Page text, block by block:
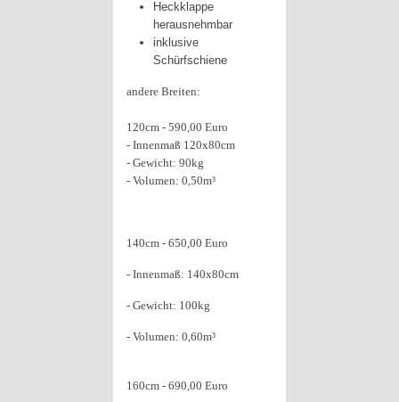
Heckklappe
herausnehmbar
inklusive
Schürfschiene
andere Breiten:
120cm - 590,00 Euro
- Innenmaß 120x80cm
- Gewicht: 90kg
- Volumen: 0,50m³
140cm - 650,00 Euro
- Innenmaß: 140x80cm
- Gewicht: 100kg
- Volumen: 0,60m³
160cm - 690,00 Euro